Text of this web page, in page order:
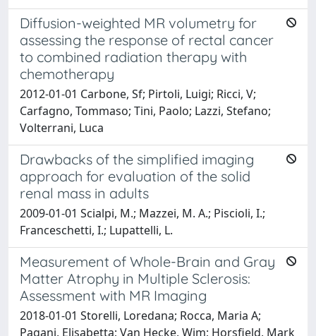
Diffusion-weighted MR volumetry for
assessing the response of rectal cancer
to combined radiation therapy with
chemotherapy
2012-01-01 Carbone, Sf; Pirtoli, Luigi; Ricci, V;
Carfagno, Tommaso; Tini, Paolo; Lazzi, Stefano;
Volterrani, Luca
Drawbacks of the simplified imaging
approach for evaluation of the solid
renal mass in adults
2009-01-01 Scialpi, M.; Mazzei, M. A.; Piscioli, I.;
Franceschetti, I.; Lupattelli, L.
Measurement of Whole-Brain and Gray
Matter Atrophy in Multiple Sclerosis:
Assessment with MR Imaging
2018-01-01 Storelli, Loredana; Rocca, Maria A;
Pagani, Elisabetta; Van Hecke, Wim; Horsfield, Mark